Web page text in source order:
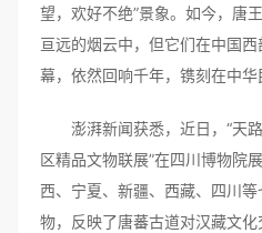
望，欢好不绝”景象。如今，唐
亘远的烟云中，但它们在中国
幕，依然回响千年，镌刻在中华
澎湃新闻获悉，近日，“天
区精品文物联展”在四川博物院
西、宁夏、新疆、西藏、四川
物，反映了唐蕃古道对汉藏文